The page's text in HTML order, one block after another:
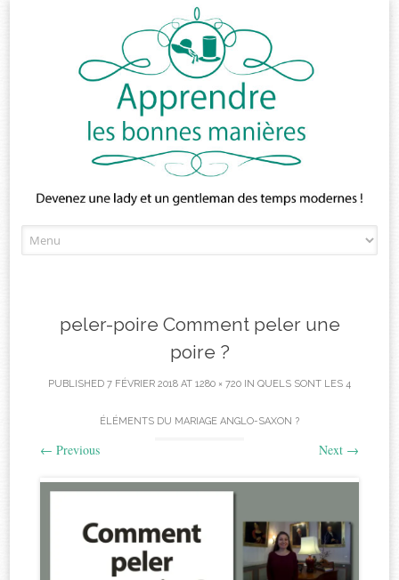
to
peler-poire Comment peler une
poire ?
PUBLISHED 7 FÉVRIER 2018 AT 1280 × 720 IN QUELS SONT LES 4
ÉLÉMENTS DU MARIAGE ANGLO-SAXON ?
← Previous Next →